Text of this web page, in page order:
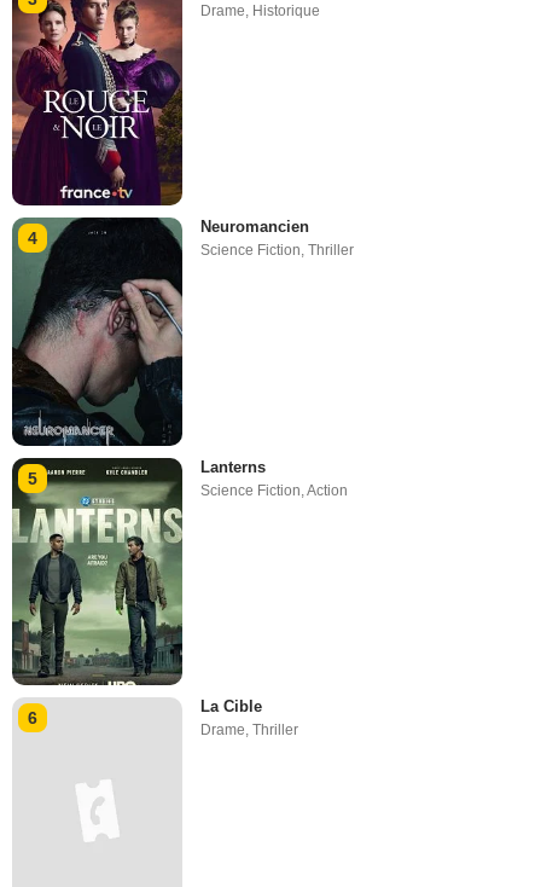
Drame, Historique
4
Neuromancien
Science Fiction,Thriller
5
Lanterns
Science Fiction ,Action
6
La Cible
Drame,Thriller